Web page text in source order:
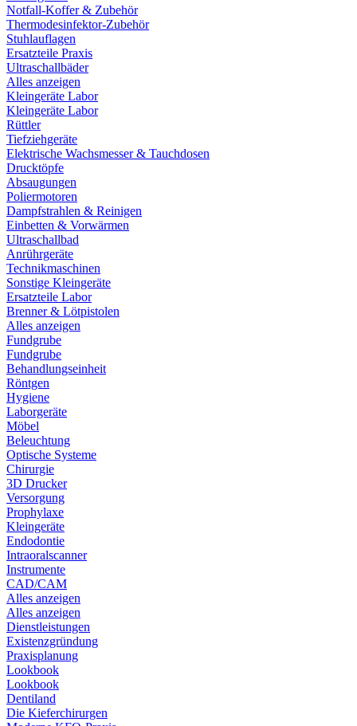
Notfall-Koffer & Zubehör
Thermodesinfektor-Zubehör
Stuhlauflagen
Ersatzteile Praxis
Ultraschallbäder
Alles anzeigen
Kleingeräte Labor
Kleingeräte Labor
Rüttler
Tiefziehgeräte
Elektrische Wachsmesser & Tauchdosen
Drucktöpfe
Absaugungen
Poliermotoren
Dampfstrahlen & Reinigen
Einbetten & Vorwärmen
Ultraschallbad
Anrührgeräte
Technikmaschinen
Sonstige Kleingeräte
Ersatzteile Labor
Brenner & Lötpistolen
Alles anzeigen
Fundgrube
Fundgrube
Behandlungseinheit
Röntgen
Hygiene
Laborgeräte
Möbel
Beleuchtung
Optische Systeme
Chirurgie
3D Drucker
Versorgung
Prophylaxe
Kleingeräte
Endodontie
Intraoralscanner
Instrumente
CAD/CAM
Alles anzeigen
Alles anzeigen
Dienstleistungen
Existenzgründung
Praxisplanung
Lookbook
Lookbook
Dentiland
Die Kieferchirurgen